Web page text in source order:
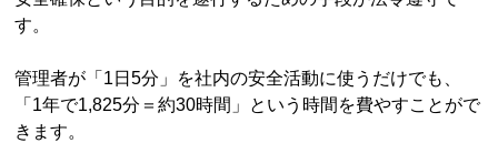
す。
管理者が「1日5分」を社内の安全活動に使うだけでも、
「1年で1,825分＝約30時間」という時間を費やすことがで
きます。